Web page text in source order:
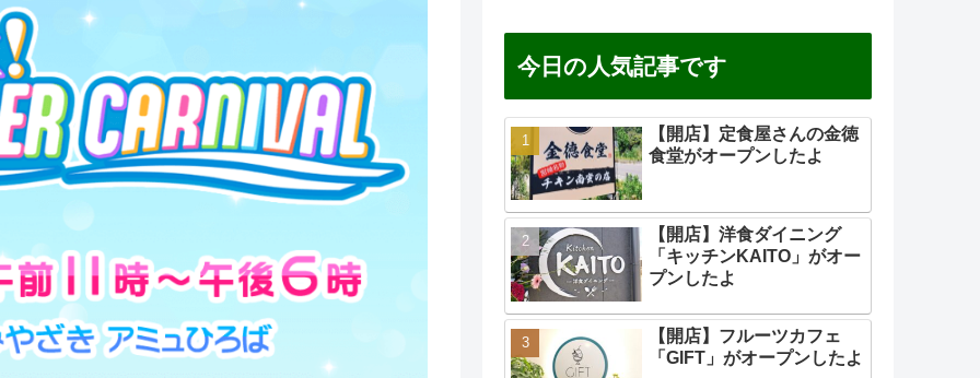
今日の人気記事です
【開店】定食屋さんの金徳
食堂がオープンしたよ
【開店】洋食ダイニング
「キッチンKAITO」がオー
プンしたよ
【開店】フルーツカフェ
「GIFT」がオープンしたよ